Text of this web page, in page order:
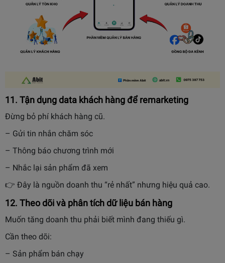
11. Tận dụng data khách hàng để remarketing
Đừng bỏ phí khách hàng cũ.
– Gửi tin nhắn chăm sóc
– Thông báo chương trình mới
– Nhắc lại sản phẩm đã xem
👉 Đây là nguồn doanh thu “rẻ nhất” nhưng hiệu quả cao.
12. Theo dõi và phân tích dữ liệu bán hàng
Muốn tăng doanh thu phải biết mình đang thiếu gì.
Cần theo dõi:
– Sản phẩm bán chạy